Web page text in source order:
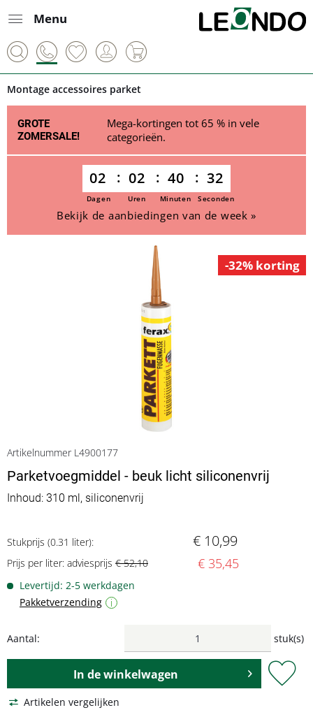
Menu
Montage accessoires parket
GROTE
ZOMERSALE!
Mega-kortingen tot 65 % in vele
categorieën.
02 02 40 32
Dagen Uren Minuten Seconden
Bekijk de aanbiedingen van de week »
-32% korting
Artikelnummer L4900177
Parketvoegmiddel - beuk licht siliconenvrij
Inhoud: 310 ml, siliconenvrij
Stukprijs (0.31 liter): € 10,99
Prijs per liter: adviesprijs € 52,10 € 35,45
Levertijd: 2-5 werkdagen
Pakketverzending
i
Aantal: stuk(s)
In dewinkelwagen
Artikelen vergelijken